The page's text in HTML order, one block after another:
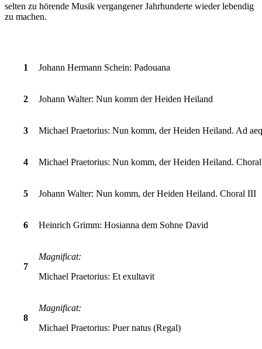
selten zu hörende Musik vergangener Jahrhunderte wieder lebendig
zu machen.
1 Johann Hermann Schein: Padouana
2 Johann Walter: Nun komm der Heiden Heiland
3 Michael Praetorius: Nun komm, der Heiden Heiland. Ad
4 Michael Praetorius: Nun komm, der Heiden Heiland.
5 Johann Walter: Nun komm, der Heiden Heiland. Choral III
6 Heinrich Grimm: Hosianna dem Sohne David
7
Magnificat:
Michael Praetorius: Et exultavit
8
Magnificat:
Michael Praetorius: Puer natus (Regal)